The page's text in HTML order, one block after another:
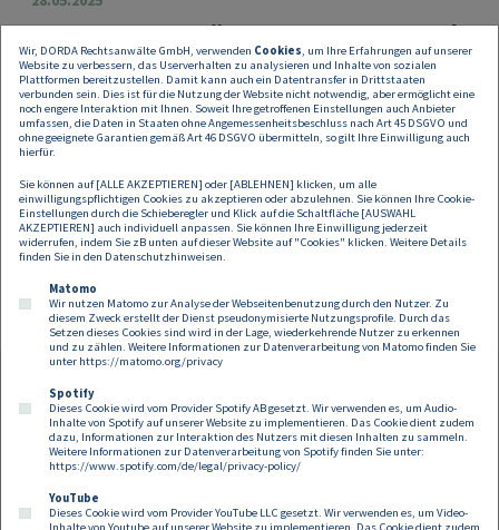
DORDA unterstützte HIH Invest Real
Estate beim Kauf des
Wohnensembles „Quartier11“
DORDA hat unter der Leitung vonStefan Artner
(Partner), unterstützt von
(Rechtsanwaltsanwärterin), den international tätigen
ImmobilienmanagerHIH Invest Real Estatebeim
Ankauf
Footer
Kontakt Datenschutz
Impressum
Compliance
Cookies
Wir, DORDA Rechtsanwälte GmbH, verwenden Cookies, um Ihre Erfahrungen auf unserer
Website zu verbessern, das Userverhalten zu analysieren und Inhalte von sozialen
Plattformen bereitzustellen. Damit kann auch ein Datentransfer in Drittstaaten
verbunden sein. Dies ist für die Nutzung der Website nicht notwendig, aber ermöglicht eine
noch engere Interaktion mit Ihnen. Soweit Ihre getroffenen Einstellungen auch Anbieter
umfassen, die Daten in Staaten ohne Angemessenheitsbeschluss nach Art 45 DSGVO und
ohne geeignete Garantien gemäß Art 46 DSGVO übermitteln, so gilt Ihre Einwilligung auch
hierfür.
Sie können auf [ALLE AKZEPTIEREN] oder [ABLEHNEN] klicken, um alle
einwilligungspflichtigen Cookies zu akzeptieren oder abzulehnen. Sie können Ihre Cookie-
Einstellungen durch die Schieberegler und Klick auf die Schaltfläche [AUSWAHL
AKZEPTIEREN] auch individuell anpassen. Sie können Ihre Einwilligung jederzeit
widerrufen, indem Sie zB unten auf dieser Website auf "Cookies" klicken. Weitere Details
finden Sie in den Datenschutzhinweisen.
Matomo
Wir nutzen Matomo zur Analyse der Webseitenbenutzung durch den Nutzer. Zu
diesem Zweck erstellt der Dienst pseudonymisierte Nutzungsprofile. Durch das
Setzen dieses Cookies sind wird in der Lage, wiederkehrende Nutzer zu erkennen
und zu zählen. Weitere Informationen zur Datenverarbeitung von Matomo finden Sie
unter https://matomo.org/privacy
Spotify
Dieses Cookie wird vom Provider Spotify AB gesetzt. Wir verwenden es, um Audio-
Inhalte von Spotify auf unserer Website zu implementieren. Das Cookie dient zudem
dazu, Informationen zur Interaktion des Nutzers mit diesen Inhalten zu sammeln.
Weitere Informationen zur Datenverarbeitung von Spotify finden Sie unter:
https://www.spotify.com/de/legal/privacy-policy/
YouTube
Dieses Cookie wird vom Provider YouTube LLC gesetzt. Wir verwenden es, um Video-
Inhalte von Youtube auf unserer Website zu implementieren. Das Cookie dient zudem
Follow us on: